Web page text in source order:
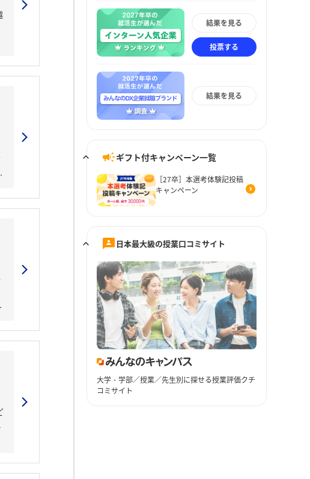
結果を見る
投票する
結果を見る
ギフト付キャンペーン一覧
［27卒］本選考体験記投稿
キャンペーン
日本最大級の授業口コミサイト
大学・学部／授業／先生別に探せる授業評価クチ
コミサイト